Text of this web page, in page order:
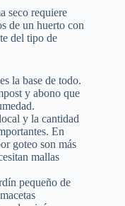
seco requiere
de un huerto con
del tipo de
la base de todo.
y abono que
y la cantidad
En
goteo son más
mallas
pequeño de